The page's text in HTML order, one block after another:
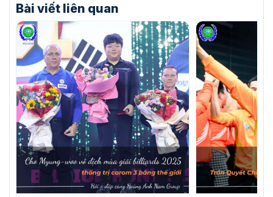
Bài viết liên quan